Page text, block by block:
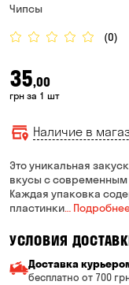
Чипсы
(0)
35,00
грн за 1 шт
Наличие в
Это уникальная
вкусы с современным
Каждая упаковка
пластинки…
УСЛОВИЯ
Доставка
бесплатно от 700